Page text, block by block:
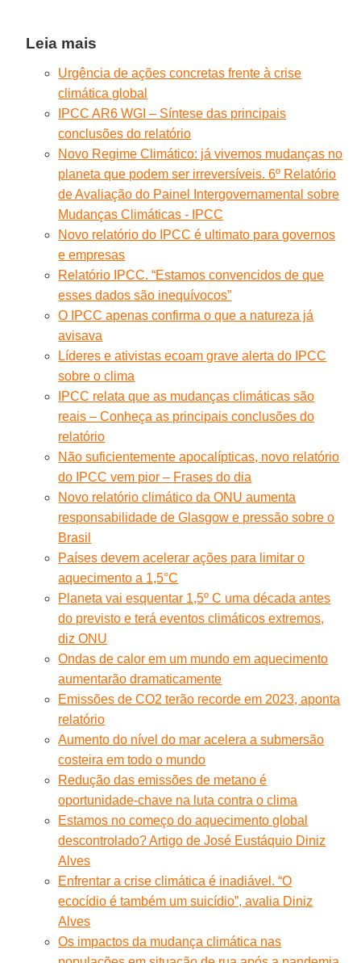
Leia mais
Urgência de ações concretas frente à crise
climática global
IPCC AR6 WGI – Síntese das principais
conclusões do relatório
Novo Regime Climático: já vivemos mudanças no
planeta que podem ser irreversíveis. 6º Relatório
de Avaliação do Painel Intergovernamental sobre
Mudanças Climáticas - IPCC
Novo relatório do IPCC é ultimato para governos
e empresas
Relatório IPCC. “Estamos convencidos de que
esses dados são inequívocos”
O IPCC apenas confirma o que a natureza já
avisava
Líderes e ativistas ecoam grave alerta do IPCC
sobre o clima
IPCC relata que as mudanças climáticas são
reais – Conheça as principais conclusões do
relatório
Não suficientemente apocalípticas, novo relatório
do IPCC vem pior – Frases do dia
Novo relatório climático da ONU aumenta
responsabilidade de Glasgow e pressão sobre o
Brasil
Países devem acelerar ações para limitar o
aquecimento a 1,5°C
Planeta vai esquentar 1,5º C uma década antes
do previsto e terá eventos climáticos extremos,
diz ONU
Ondas de calor em um mundo em aquecimento
aumentarão dramaticamente
Emissões de CO2 terão recorde em 2023, aponta
relatório
Aumento do nível do mar acelera a submersão
costeira em todo o mundo
Redução das emissões de metano é
oportunidade-chave na luta contra o clima
Estamos no começo do aquecimento global
descontrolado? Artigo de José Eustáquio Diniz
Alves
Enfrentar a crise climática é inadiável. “O
ecocídio é também um suicídio”, avalia Diniz
Alves
Os impactos da mudança climática nas